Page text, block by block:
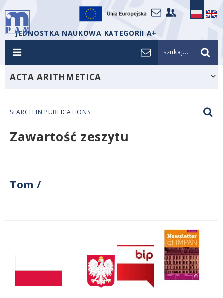
JEDNOSTKA NAUKOWA KATEGORII A+
szukaj...
ACTA ARITHMETICA
SEARCH IN PUBLICATIONS
Zawartość zeszytu
Tom /